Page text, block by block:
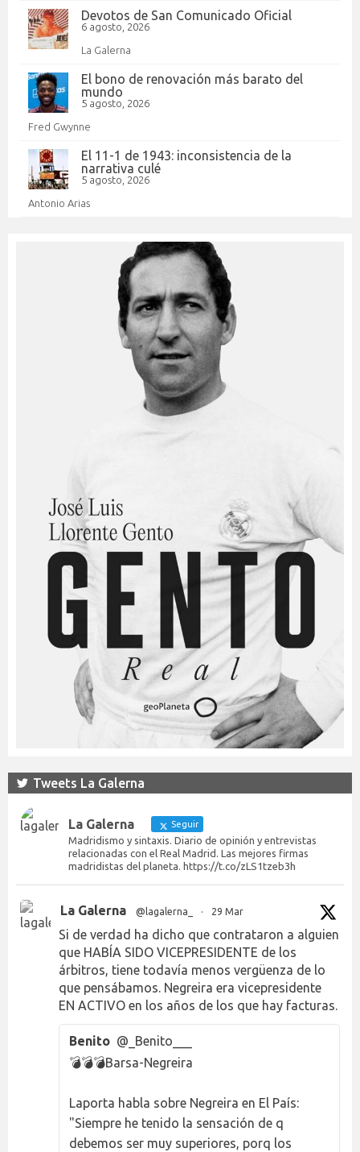
Devotos de San Comunicado Oficial
6 agosto, 2026
La Galerna
El bono de renovación más barato del
mundo
5 agosto, 2026
Fred Gwynne
El 11-1 de 1943: inconsistencia de la
narrativa culé
5 agosto, 2026
Antonio Arias
Tweets La Galerna
La Galerna Seguir
Madridismo y sintaxis. Diario de opinión y entrevistas
relacionadas con el Real Madrid. Las mejores firmas
madridistas del planeta. https://t.co/zLS1tzeb3h
La Galerna @lagalerna_ · 29 Mar
Si de verdad ha dicho que contrataron a alguien
que HABÍA SIDO VICEPRESIDENTE de los
árbitros, tiene todavía menos vergüenza de lo
que pensábamos. Negreira era vicepresidente
EN ACTIVO en los años de los que hay facturas.
Benito @_Benito___
💣💣💣Barsa-Negreira
Laporta habla sobre Negreira en El País:
"Siempre he tenido la sensación de q
debemos ser muy superiores, porq los